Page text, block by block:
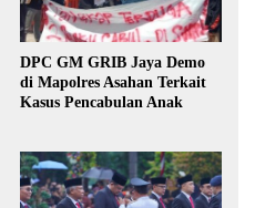
DPC GM GRIB Jaya Demo
di Mapolres Asahan Terkait
Kasus Pencabulan Anak